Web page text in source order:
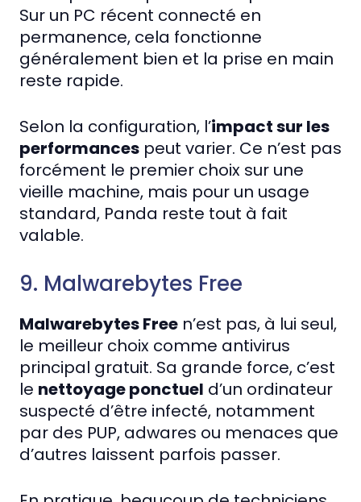
Sur un PC récent connecté en
permanence, cela fonctionne
généralement bien et la prise en main
reste rapide.
Selon la configuration, l’impact sur les
performances peut varier. Ce n’est pas
forcément le premier choix sur une
vieille machine, mais pour un usage
standard, Panda reste tout à fait
valable.
9. Malwarebytes Free
Malwarebytes Free n’est pas, à lui seul,
le meilleur choix comme antivirus
principal gratuit. Sa grande force, c’est
le nettoyage ponctuel d’un ordinateur
suspecté d’être infecté, notamment
par des PUP, adwares ou menaces que
d’autres laissent parfois passer.